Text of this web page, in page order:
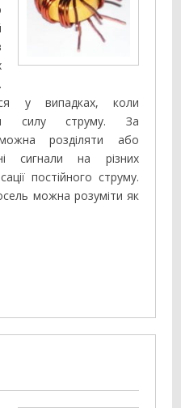
у випадках, коли
силу струму. За
розділяти або
сигнали на різних
постійного струму.
можна розуміти як